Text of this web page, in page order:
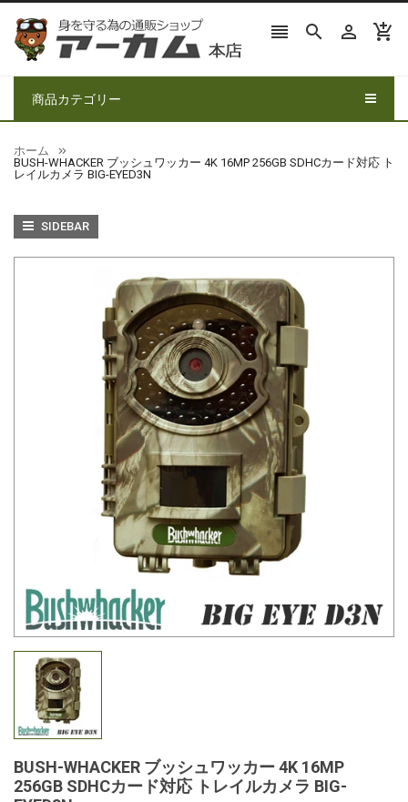
   
商品カテゴリー
ホーム
BUSH-WHACKER ブッシュワッカー 4K 16MP 256GB SDHCカード対応 ト
レイルカメラ BIG-EYED3N
SIDEBAR
BUSH-WHACKER ブッシュワッカー 4K 16MP
256GB SDHCカード対応 トレイルカメラ BIG-